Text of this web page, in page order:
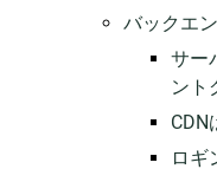
バックエ
サー
ント
CDN
ロギ